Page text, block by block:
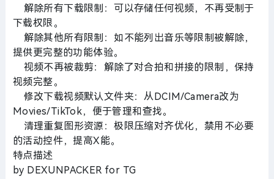
解除所有下载限制：可以存储任何视频，不再受制于
下载权限。
解除其他所有限制：如不能列出音乐等限制被解除，
提供更完整的功能体验。
视频不再被裁剪：解除了对合拍和拼接的限制，保持
视频完整。
修改下载视频默认文件夹：从DCIM/Camera改为
Movies/TikTok，便于管理和查找。
清理重复图形资源：极限压缩对齐优化，禁用不必要
的活动控件，提高X能。
特点描述
by DEXUNPACKER for TG